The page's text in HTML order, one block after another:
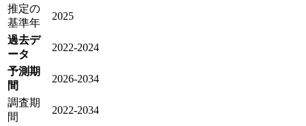
推定の
基準年
2025
過去デ
ータ
2022-2024
予測期
間
2026-2034
調査期
間
2022-2034